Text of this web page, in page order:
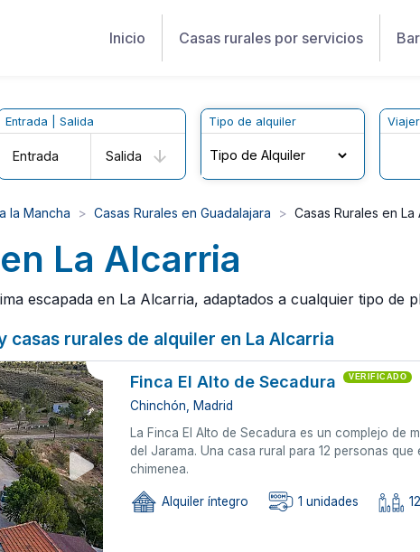
Inicio Casas rurales por servicios
Entrada | Salida
Entrada Salida
Tipo de alquiler
la Mancha Casas Rurales en Guadalajara Casas Rurales en La
La Alcarria
escapada en La Alcarria, adaptados a cualquier tipo de
casas rurales de alquiler en La Alcarria
Finca El Alto de Secadura VERIFICADO
Chinchón, Madrid
La Finca El Alto de Secadura es un complejo de
del Jarama. Una casa rural para 12 personas
chimenea.
Alquiler íntegro 1 unidades